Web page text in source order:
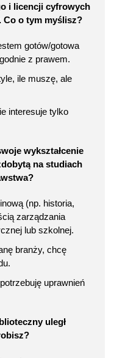
i licencji cyfrowych
Co o tym myślisz?
gotów/gotowa
z prawem.
ile muszę, ale
interesuje tylko
wykształcenie
na studiach
(np. historia,
zarządzania
lub szkolnej.
branży, chcę
uprawnień
uległ